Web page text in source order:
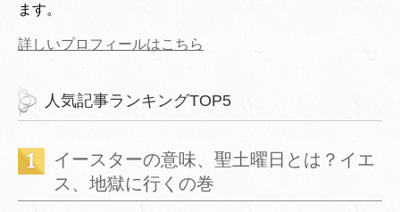
ます。
詳しいプロフィールはこちら
人気記事ランキングTOP5
イースターの意味、聖土曜日とは？イエ
ス、地獄に行くの巻